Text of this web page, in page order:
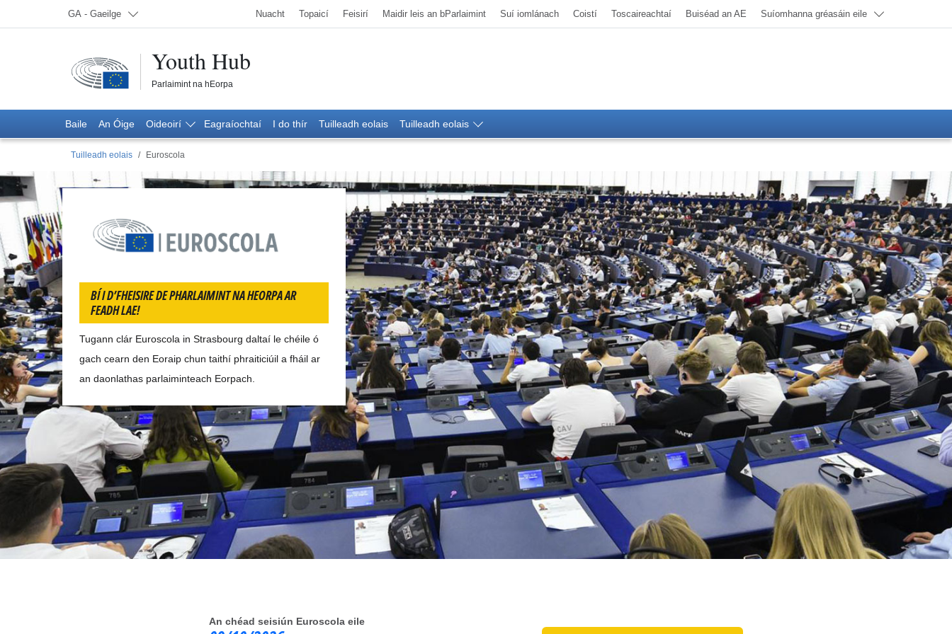
Roghnaigh teanga; Faoi láthair:
GA - Gaeilge Nuacht Topaicí Feisirí Maidir leis an bParlaimint Suí iomlánach Coistí Toscaireachtaí Buiséad an AE Suíomhanna gréasáin eile
Youth Hub
Parlaimint na hEorpa
Baile An Óige Oideoirí Eagraíochtaí I do thír Tuilleadh eolais Tuilleadh eolais
Tuilleadh eolais Euroscola
Euroscola
BÍ I D’FHEISIRE DE PHARLAIMINT NA HEORPA AR
FEADH LAE!
Tugann clár Euroscola in Strasbourg daltaí le chéile ó
gach cearn den Eoraip chun taithí phraiticiúil a fháil ar
an daonlathas parlaiminteach Eorpach.
An chéad seisiún Euroscola eile